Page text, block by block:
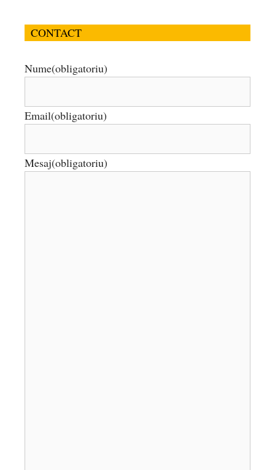
CONTACT
Nume(obligatoriu)
Email(obligatoriu)
Mesaj(obligatoriu)